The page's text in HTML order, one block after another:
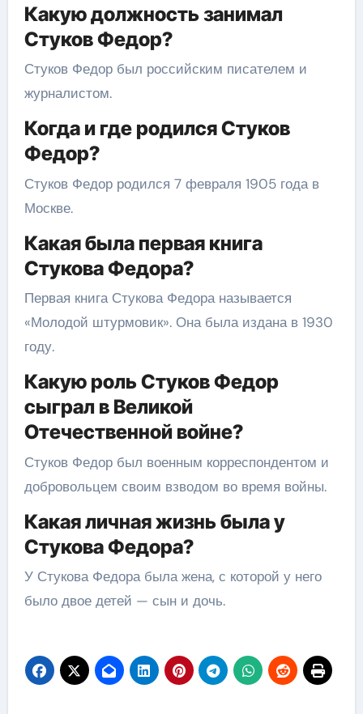
Какую должность занимал
Стуков Федор?
Стуков Федор был российским писателем и
журналистом.
Когда и где родился Стуков
Федор?
Стуков Федор родился 7 февраля 1905 года в
Москве.
Какая была первая книга
Стукова Федора?
Первая книга Стукова Федора называется
«Молодой штурмовик». Она была издана в 1930
году.
Какую роль Стуков Федор
сыграл в Великой
Отечественной войне?
Стуков Федор был военным корреспондентом и
добровольцем своим взводом во время войны.
Какая личная жизнь была у
Стукова Федора?
У Стукова Федора была жена, с которой у него
было двое детей — сын и дочь.